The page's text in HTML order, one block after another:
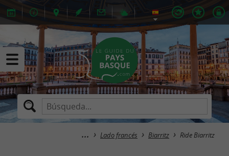
Lado francés Biarritz Ride Biarritz